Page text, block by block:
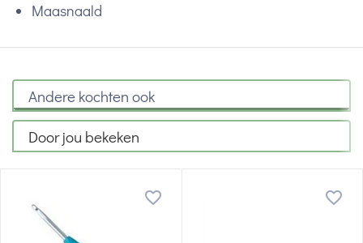
Maasnaald
Andere kochten ook
Door jou bekeken